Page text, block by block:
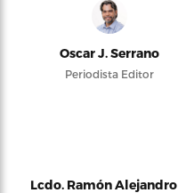
Oscar J. Serrano
Periodista Editor
Lcdo. Ramón Alejandro